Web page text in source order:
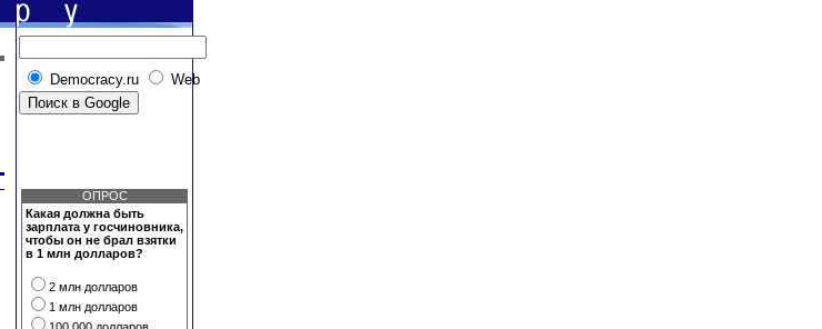
Democracy.ru Web
ОПРОС
Какая должна быть
зарплата у госчиновника,
чтобы он не брал взятки
в 1 млн долларов?
2 млн долларов
1 млн долларов